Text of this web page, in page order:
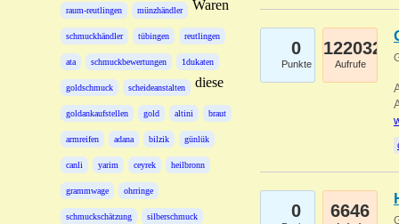
raum-reutlingen münzhändler
schmuckhändler tübingen reutlingen
ata schmuckbewertungen 1dukaten
goldschmuck scheideanstalten
goldankaufstellen gold altini braut
armreifen adana bilzik günlük
canli yarim ceyrek heilbronn
grammwage ohrringe
schmuckschätzung silberschmuck
Waren
diese
0
Punkte
122032
Aufrufe
0 6646